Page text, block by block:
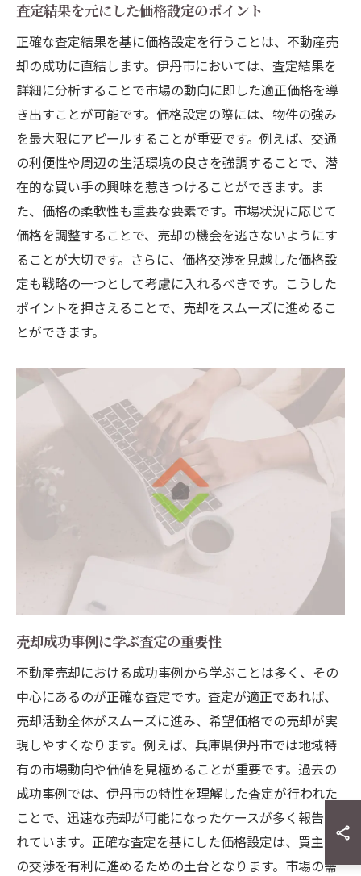
査定結果を元にした価格設定のポイント
正確な査定結果を基に価格設定を行うことは、不動産売
却の成功に直結します。伊丹市においては、査定結果を
詳細に分析することで市場の動向に即した適正価格を導
き出すことが可能です。価格設定の際には、物件の強み
を最大限にアピールすることが重要です。例えば、交通
の利便性や周辺の生活環境の良さを強調することで、潜
在的な買い手の興味を惹きつけることができます。ま
た、価格の柔軟性も重要な要素です。市場状況に応じて
価格を調整することで、売却の機会を逃さないようにす
ることが大切です。さらに、価格交渉を見越した価格設
定も戦略の一つとして考慮に入れるべきです。こうした
ポイントを押さえることで、売却をスムーズに進めるこ
とができます。
売却成功事例に学ぶ査定の重要性
不動産売却における成功事例から学ぶことは多く、その
中心にあるのが正確な査定です。査定が適正であれば、
売却活動全体がスムーズに進み、希望価格での売却が実
現しやすくなります。例えば、兵庫県伊丹市では地域特
有の市場動向や価値を見極めることが重要です。過去の
成功事例では、伊丹市の特性を理解した査定が行われた
ことで、迅速な売却が可能になったケースが多く報告さ
れています。正確な査定を基にした価格設定は、買主と
の交渉を有利に進めるための土台となります。市場の需